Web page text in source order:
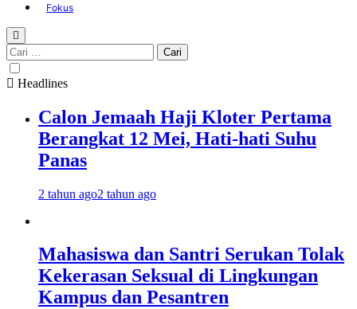
Fokus
Cari
untuk:
Headlines
Calon Jemaah Haji Kloter Pertama
Berangkat 12 Mei, Hati-hati Suhu
Panas
2 tahun ago2 tahun ago
Mahasiswa dan Santri Serukan Tolak
Kekerasan Seksual di Lingkungan
Kampus dan Pesantren